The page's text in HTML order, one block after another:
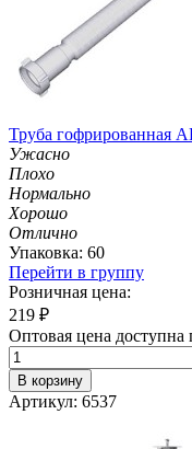
Труба гофрированная
Ужасно
Плохо
Нормально
Хорошо
Отлично
Упаковка: 60
Перейти в группу
Розничная цена:
219 ₽
Оптовая цена доступна
В корзину
Артикул: 6537